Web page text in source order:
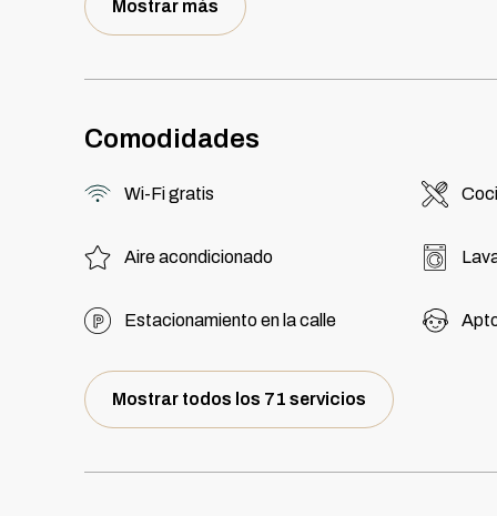
Mostrar más
Comodidades
Wi-Fi gratis
Aire acondicionado
Estacionamiento en la calle
Mostrar todos los 71 servicios